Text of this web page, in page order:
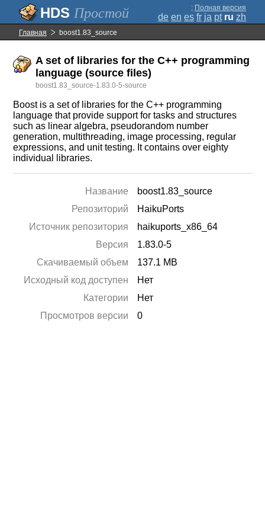
Простой ; Полная версия
de en es fr ja pt ru zh
Главная boost1.83_source
A set of libraries for the C++ programming
language (source files)
boost1.83_source-1.83.0-5-source
Boost is a set of libraries for the C++ programming
language that provide support for tasks and structures
such as linear algebra, pseudorandom number
generation, multithreading, image processing, regular
expressions, and unit testing. It contains over eighty
individual libraries.
Название
boost1.83_source
Репозиторий
HaikuPorts
Источник репозитория
haikuports_x86_64
Версия
1.83.0-5
Скачиваемый объем
137.1 MB
Исходный код доступен
Нет
Категории
Нет
Просмотров версии
0